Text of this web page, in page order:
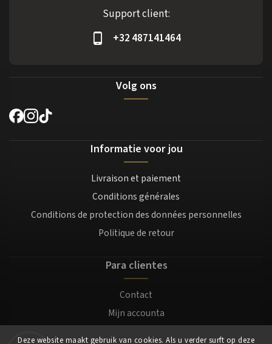
Deze website maakt gebruik van cookies. Als u verder surft op deze
Support client:
+32 487141464
Volg ons
Informatie voor jou
Livraison et paiement
Conditions générales
Conditions de protection des données personnelles
Politique de retour
Para clientes
Contact
Mijn accounta